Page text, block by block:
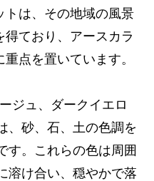
トは、その地域の風景
ており、アースカラ
点を置いています。
ジュ、ダークイエロ
、砂、石、土の色調を
す。これらの色は周囲
溶け合い、穏やかで落